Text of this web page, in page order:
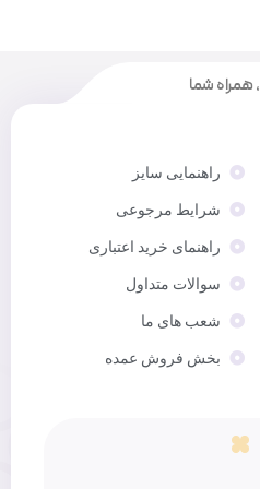
، همراه شما
راهنمایی سایز
شرایط مرجوعی
راهنمای خرید اعتباری
سوالات متداول
شعب های ما
بخش فروش عمده